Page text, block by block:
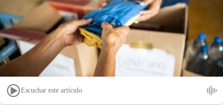
Escuchar este artículo